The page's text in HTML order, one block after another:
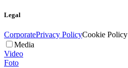
Legal
CorporatePrivacy PolicyCookie Policy
Media
Video
Foto